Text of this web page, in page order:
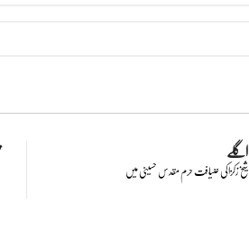
اگلے
شیخ زکزاکی ضیافت حرم مقدس حسینی میں